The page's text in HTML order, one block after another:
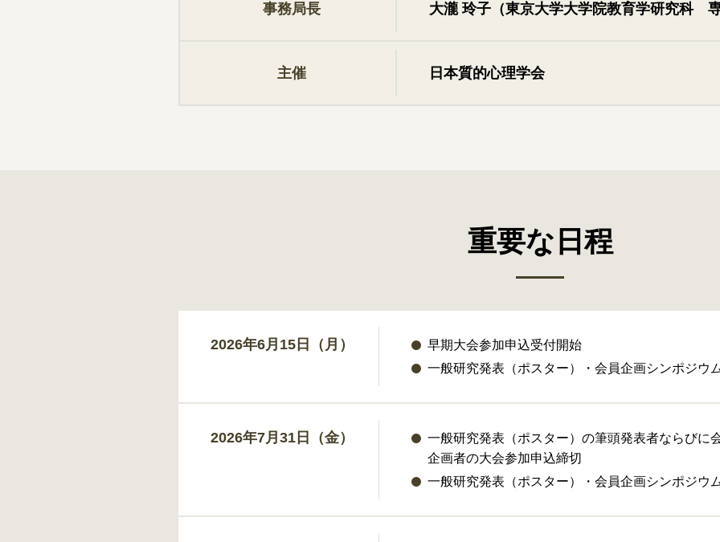
事務局⻑ ⼤瀧 玲⼦（東京⼤学⼤学院教育学研究科 専
主催 日本質的心理学会
重要な日程
2026年6月15日（月）
早期大会参加申込受付開始
一般研究発表（ポスター）・会員企画シンポジウ
2026年7月31日（金）
一般研究発表（ポスター）の筆頭発表者ならびに
企画者の大会参加申込締切
一般研究発表（ポスター）・会員企画シンポジウ